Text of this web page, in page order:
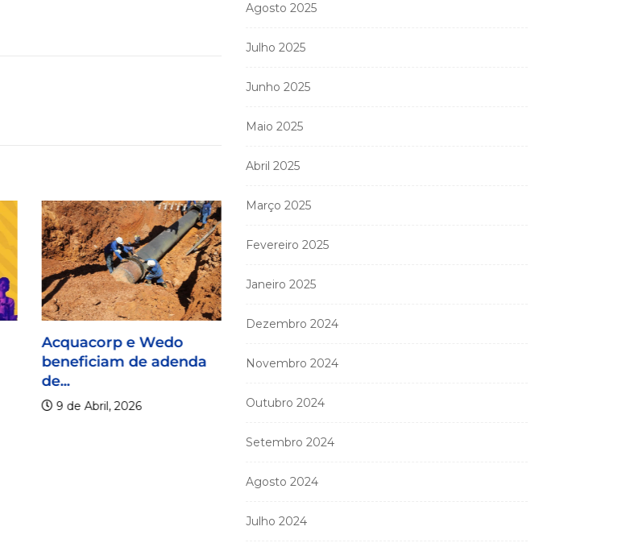
Acquacorp e Wedo
beneficiam de adenda
de...
9 de Abril, 2026
Ministério Público
apartamentos...
Agosto 2025
Julho 2025
Junho 2025
Maio 2025
Abril 2025
Março 2025
Fevereiro 2025
Janeiro 2025
Dezembro 2024
Novembro 2024
Outubro 2024
Setembro 2024
Agosto 2024
Julho 2024